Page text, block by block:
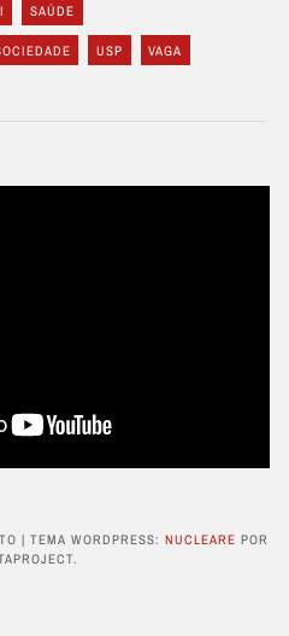
SAÚDE
USP VAGA
| TEMA WORDPRESS: NUCLEARE POR